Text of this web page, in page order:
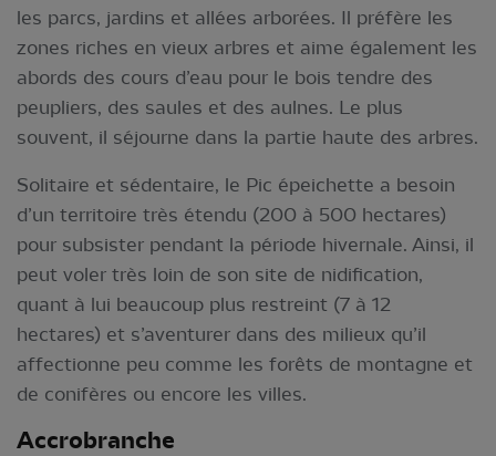
les parcs, jardins et allées arborées. Il préfère les
zones riches en vieux arbres et aime également les
abords des cours d’eau pour le bois tendre des
peupliers, des saules et des aulnes. Le plus
souvent, il séjourne dans la partie haute des arbres.
Solitaire et sédentaire, le Pic épeichette a besoin
d’un territoire très étendu (200 à 500 hectares)
pour subsister pendant la période hivernale. Ainsi, il
peut voler très loin de son site de nidification,
quant à lui beaucoup plus restreint (7 à 12
hectares) et s’aventurer dans des milieux qu’il
affectionne peu comme les forêts de montagne et
de conifères ou encore les villes.
Accrobranche